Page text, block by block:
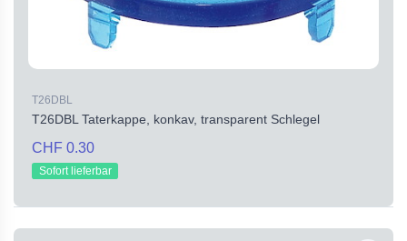
T26DBL
T26DBL Taterkappe, konkav, transparent Schlegel
CHF 0.30
Sofort lieferbar